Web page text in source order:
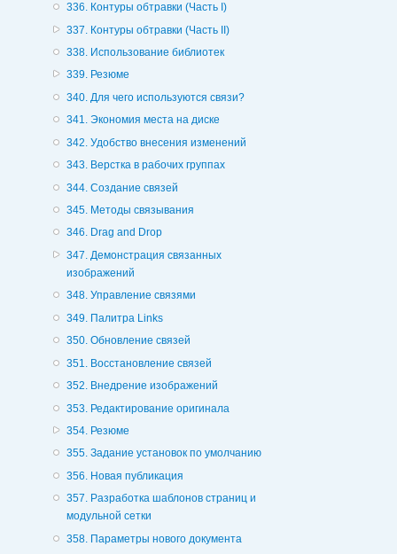
336. Контуры обтравки (Часть I)
337. Контуры обтравки (Часть II)
338. Использование библиотек
339. Резюме
340. Для чего используются связи?
341. Экономия места на диске
342. Удобство внесения изменений
343. Верстка в рабочих группах
344. Создание связей
345. Методы связывания
346. Drag and Drop
347. Демонстрация связанных
изображений
348. Управление связями
349. Палитра Links
350. Обновление связей
351. Восстановление связей
352. Внедрение изображений
353. Редактирование оригинала
354. Резюме
355. Задание установок по умолчанию
356. Новая публикация
357. Разработка шаблонов страниц и
модульной сетки
358. Параметры нового документа